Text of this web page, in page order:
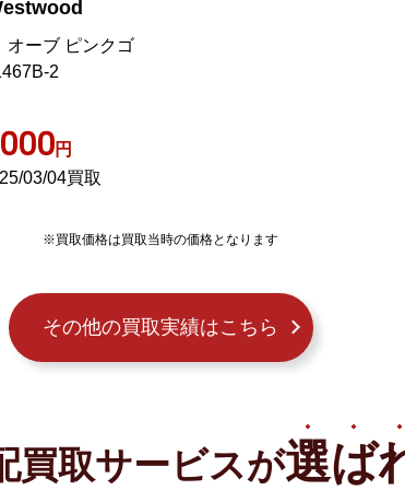
オーブ ピンクゴ
2
円
03/04買取
※買取価格は買取当時の価格となります
その他の買取実績はこちら
買取サービスが選ば